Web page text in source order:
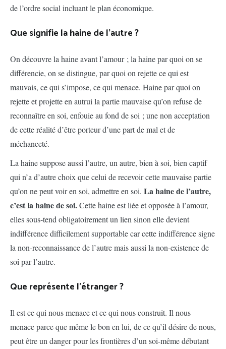
de l’ordre social incluant le plan économique.
Que signifie la haine de l’autre ?
On découvre la haine avant l’amour ; la haine par quoi on se
différencie, on se distingue, par quoi on rejette ce qui est
mauvais, ce qui s’impose, ce qui menace. Haine par quoi on
rejette et projette en autrui la partie mauvaise qu’on refuse de
reconnaître en soi, enfouie au fond de soi ; une non acceptation
de cette réalité d’être porteur d’une part de mal et de
méchanceté.
La haine suppose aussi l’autre, un autre, bien à soi, bien captif
qui n’a d’autre choix que celui de recevoir cette mauvaise partie
qu’on ne peut voir en soi, admettre en soi. La haine de l’autre,
c’est la haine de soi.Cette haine est liée et opposée à l’amour,
elles sous-tend obligatoirement un lien sinon elle devient
indifférence difficilement supportable car cette indifférence signe
la non-reconnaissance de l’autre mais aussi la non-existence de
soi par l’autre.
Que représente l’étranger ?
Il est ce qui nous menace et ce qui nous construit. Il nous
menace parce que même le bon en lui, de ce qu’il désire de nous,
peut être un danger pour les frontières d’un soi-même débutant